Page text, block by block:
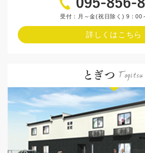
受付：月～金(祝日除く) 9：00
詳しくはこちら